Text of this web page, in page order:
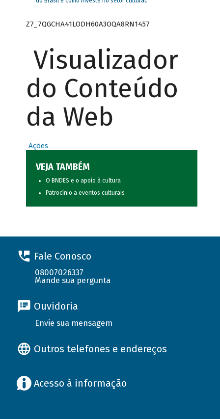
Z7_7QGCHA41LODH60A3OQA8RN1457
Visualizador
do Conteúdo
da Web
Ações
VEJA TAMBÉM
O BNDES e o apoio à cultura
Patrocínio a eventos culturais
Fale Conosco
08007026337
Mande sua pergunta
Ouvidoria
Envie sua mensagem
Outros telefones e endereços
Acesso à informação